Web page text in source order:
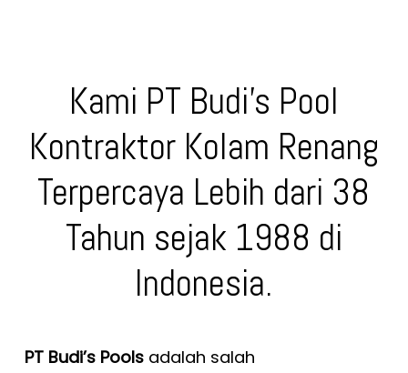
Kami PT Budi’s Pool
Kontraktor Kolam Renang
Terpercaya Lebih dari 38
Tahun sejak 1988 di
Indonesia.
PT Budi’s Poolsadalah salah